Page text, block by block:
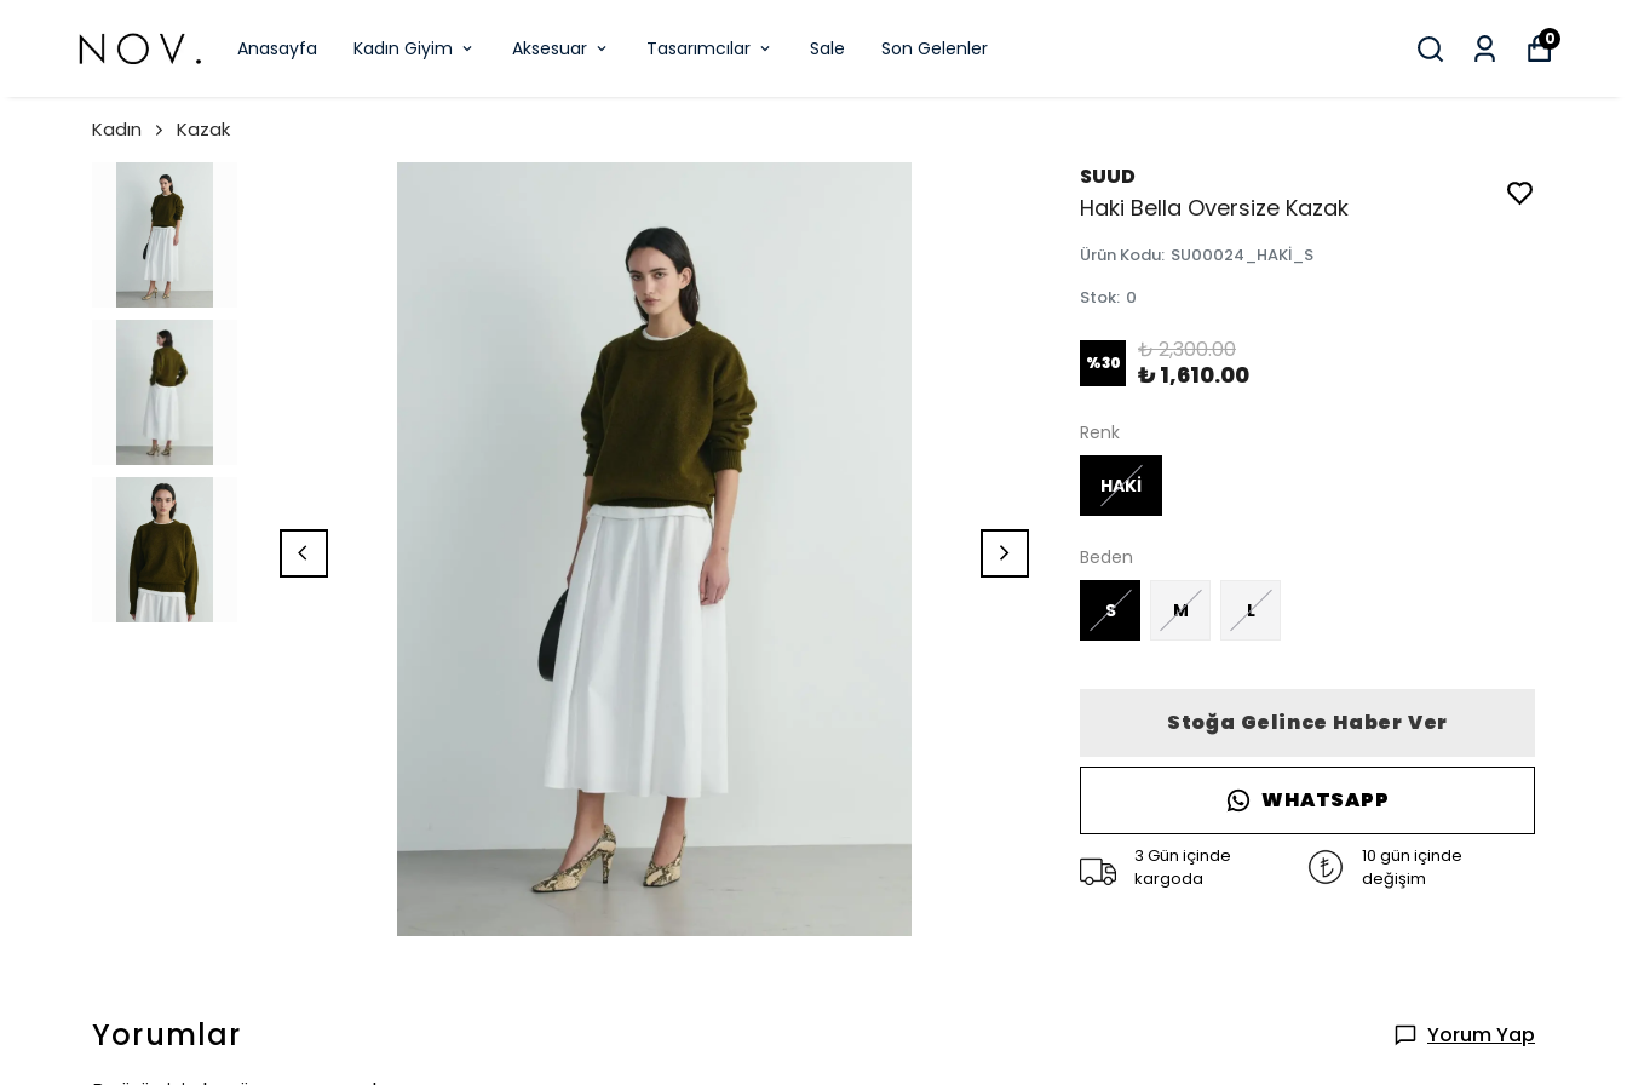
Anasayfa Kadın Giyim Aksesuar Tasarımcılar Sale Son Gelenler 0
Kadın Kazak
SUUD
Haki Bella Oversize Kazak
Ürün Kodu: SU00024_HAKİ_S
Stok: 0
%30 ₺ 2,300.00
₺ 1,610.00
Renk
HAKİ
Beden
S M L
Stoğa Gelince Haber Ver
WHATSAPP
3 Gün içinde
kargoda
10 gün içinde
değişim
Yorumlar
Yorum Yap